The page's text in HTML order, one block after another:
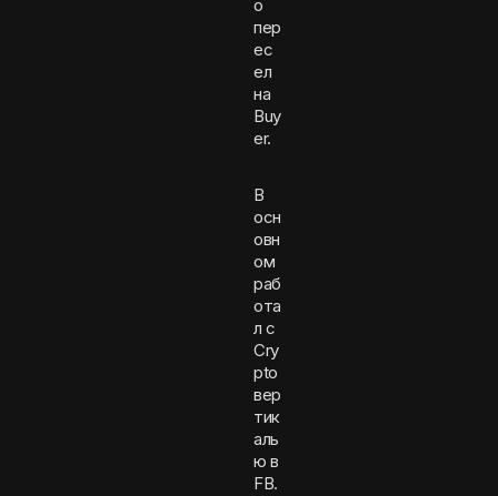
о
пер
ес
ел
на
Buy
er.
В
осн
овн
ом
раб
ота
л с
Cry
pto
вер
тик
аль
ю в
FB.